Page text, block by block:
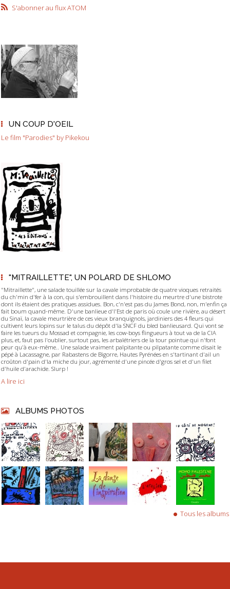
S'abonner au flux ATOM
UN COUP D'OEIL
Le film "Parodies" by Pikekou
"MITRAILLETTE", UN POLARD DE SHLOMO
"Mitraillette", une salade touillée sur la cavale improbable de quatre vioques retraités
du ch'min d'fer à la con, qui s'embrouillent dans l'histoire du meurtre d'une bistrote
dont ils étaient des pratiques assidues. Bon, c'n'est pas du James Bond, non, m'enfin ça
fait boum quand-même. D'une banlieue d'l'Est de paris où coule une rivière, au désert
du Sinaï, la cavale meurtrière de ces vieux branquignols, jardiniers des 4 fleurs qui
cultivent leurs lopins sur le talus du dépôt d'la SNCF du bled banlieusard. Qui vont se
faire les tueurs du Mossad et compagnie, les cow-boys flingueurs à tout va de la CIA
plus, et, faut pas l'oublier, surtout pas, les arbalétriers de la tour pointue qui n'font
peur qu'à eux-même.. Une salade vraiment palpitante ou pilpatante comme disait le
pépé à Lacassagne, par Rabastens de Bigorre, Hautes Pyrénées en s'tartinant d'ail un
croûton d'pain d'la miche du jour, agrémenté d'une pincée d'gros sel et d'un filet
d'huile d'arachide. Slurp !
A lire ici
ALBUMS PHOTOS
Tous les albums